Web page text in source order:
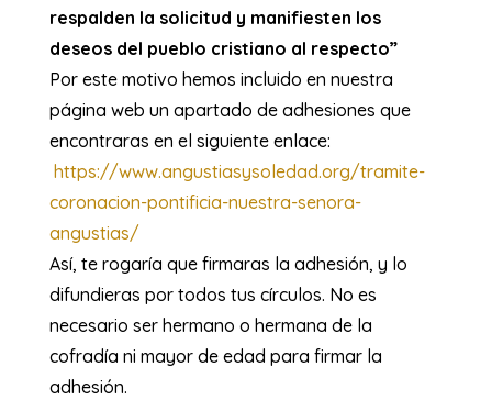
respalden la solicitud y manifiesten los
deseos del pueblo cristiano al respecto”
Por este motivo hemos incluido en nuestra
página web un apartado de adhesiones que
encontraras en el siguiente enlace:
https://www.angustiasysoledad.org/tramite-
coronacion-pontificia-nuestra-senora-
angustias/
Así, te rogaría que firmaras la adhesión, y lo
difundieras por todos tus círculos. No es
necesario ser hermano o hermana de la
cofradía ni mayor de edad para firmar la
adhesión.